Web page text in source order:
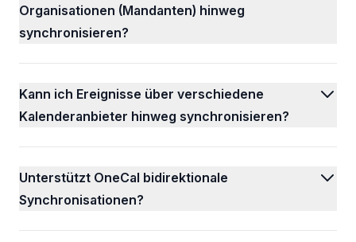
Organisationen (Mandanten) hinweg
synchronisieren?
Kann ich Ereignisse über verschiedene
Kalenderanbieter hinweg synchronisieren?
Unterstützt OneCal bidirektionale
Synchronisationen?